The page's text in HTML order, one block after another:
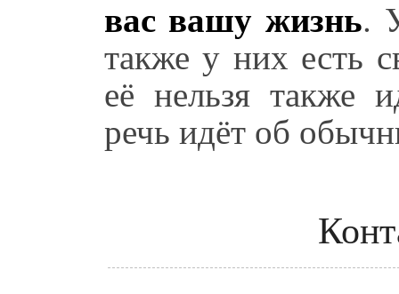
вас вашу жизнь.
также у них есть
её нельзя также
речь идёт об